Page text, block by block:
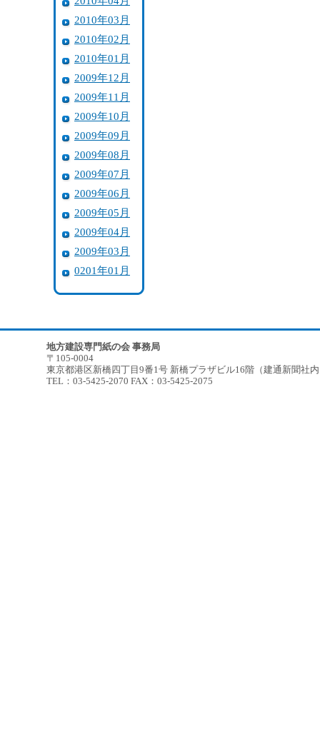
2010年03月
2010年02月
2010年01月
2009年12月
2009年11月
2009年10月
2009年09月
2009年08月
2009年07月
2009年06月
2009年05月
2009年04月
2009年03月
0201年01月
地方建設専門紙の会 事務局
〒105-0004
東京都港区新橋四丁目9番1号 新橋プラザビル16階（建通新聞社
TEL：03-5425-2070 FAX：03-5425-2075